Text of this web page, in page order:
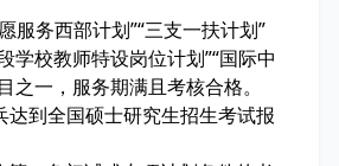
服务西部计划”“三支一扶计划”
学校教师特设岗位计划”“国际中
之一，服务期满且考核合格。
达到全国硕士研究生招生考试报